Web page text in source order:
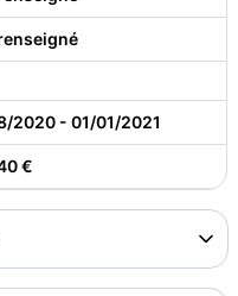
2020 - 01/01/2021
€